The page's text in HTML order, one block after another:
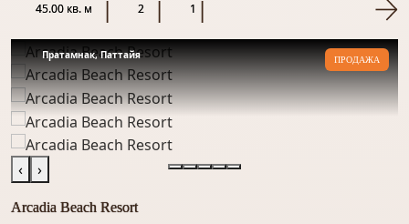
45.00 кв. м 2 1
Пратамнак, Паттайя ПРОДАЖА
‹ ›
Arcadia Beach Resort